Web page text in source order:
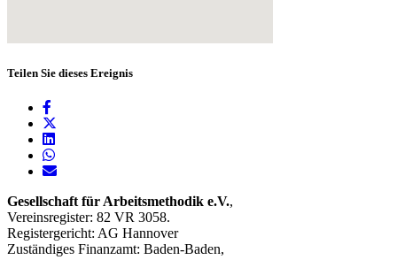
Teilen Sie dieses Ereignis
Gesellschaft für Arbeitsmethodik e.V.,
Vereinsregister: 82 VR 3058.
Registergericht: AG Hannover
Zuständiges Finanzamt: Baden-Baden,